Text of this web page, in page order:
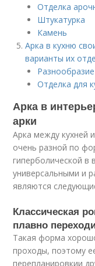
Отделка
Штукатурка
Камень
Арка в кухню
варианты их
Отделка для
Арка в
арки
Арка между кухней
очень разной по
гиперболической
универсальными и
являются
Классическая
плавно
Такая форма
проходы, поэтому
перепланировкии